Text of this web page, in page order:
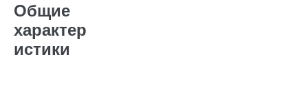
Общие
характер
истики